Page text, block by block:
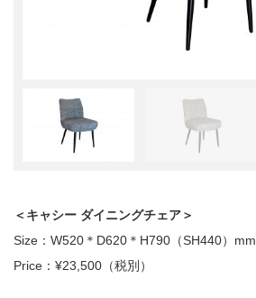
＜キャシー ダイニングチェア＞
Size：W520＊D620＊H790（SH440）mm
Price：¥23,500（税別）